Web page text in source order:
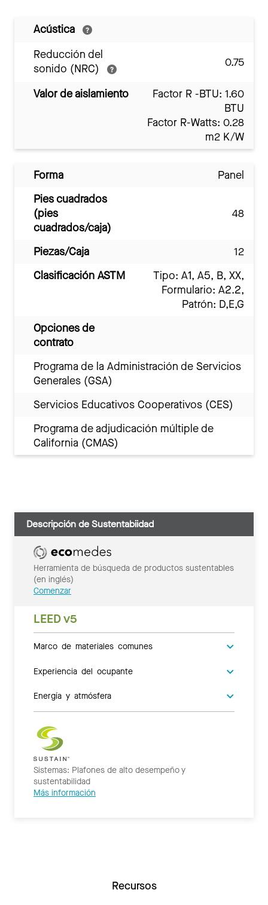
Acústica
Reducción del
sonido (NRC)
0.75
Valor de aislamiento
Factor R -BTU: 1.60
BTU
Factor R-Watts: 0.28
m2 K/W
Forma
Panel
Pies cuadrados
(pies
cuadrados/caja)
48
Piezas/Caja
12
Clasificación ASTM
Tipo: A1, A5, B, XX,
Formulario: A2.2,
Patrón: D,E,G
Opciones de
contrato
Programa de la Administración de Servicios
Generales (GSA)
Servicios Educativos Cooperativos (CES)
Programa de adjudicación múltiple de
California (CMAS)
Descripción de Sustentabiidad
Herramienta de búsqueda de productos sustentables
(en inglés)
Comenzar
LEED v5
Marco de materiales comunes
Experiencia del ocupante
Energía y atmósfera
Sistemas: Plafones de alto desempeño y
sustentabilidad
Más información
Recursos